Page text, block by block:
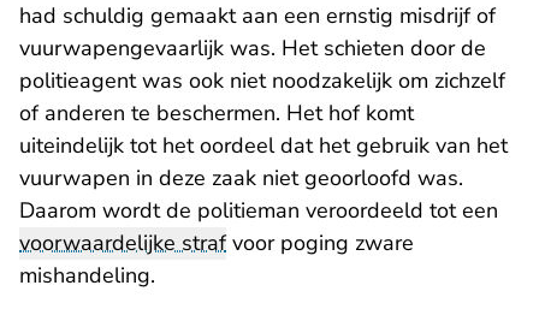
had schuldig gemaakt aan een ernstig misdrijf of
vuurwapengevaarlijk was. Het schieten door de
politieagent was ook niet noodzakelijk om zichzelf
of anderen te beschermen. Het hof komt
uiteindelijk tot het oordeel dat het gebruik van het
vuurwapen in deze zaak niet geoorloofd was.
Daarom wordt de politieman veroordeeld tot een
voorwaardelijke strafvoor poging zware
mishandeling.